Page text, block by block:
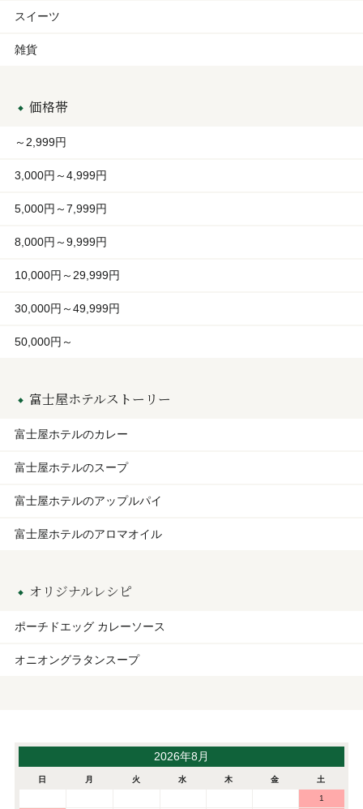
スイーツ
雑貨
価格帯
～2,999円
3,000円～4,999円
5,000円～7,999円
8,000円～9,999円
10,000円～29,999円
30,000円～49,999円
50,000円～
富士屋ホテルストーリー
富士屋ホテルのカレー
富士屋ホテルのスープ
富士屋ホテルのアップルパイ
富士屋ホテルのアロマオイル
オリジナルレシピ
ポーチドエッグ カレーソース
オニオングラタンスープ
2026年8月
日 月 火 水 木 金 土
1